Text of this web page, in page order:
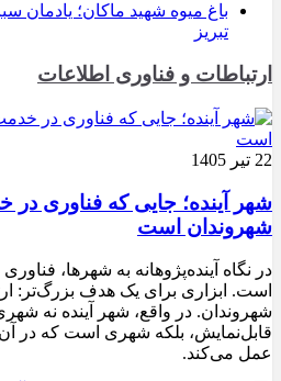
باغ میوه شهید ماکان؛ یادمان
تبریز
ارتباطات و فناوری اطلاعات
22 تیر 1405
شهر آینده؛ جایی که فناوری
شهروندان است
در نگاه آینده‌پژوهانه به شهرها،
است. ابزاری برای یک هدف بزرگ‌تر:
شهروندان. در واقع، شهر آینده نه
قابل‌نمایش، بلکه شهری است که در آن
عمل می‌کند.